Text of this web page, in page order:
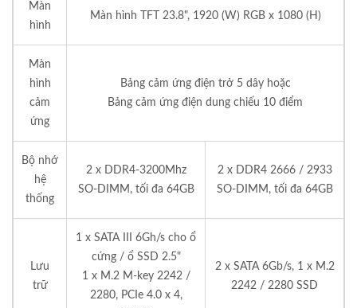
Màn
hình
Màn hình TFT 23.8", 1920 (W) RGB x 1080 (H)
Màn
hình
cảm
ứng
Bảng cảm ứng điện trở 5 dây hoặc
Bảng cảm ứng điện dung chiếu 10 điểm
Bộ nhớ
hệ
thống
2 x DDR4-3200Mhz
SO-DIMM, tối đa 64GB
2 x DDR4 2666 / 2933
SO-DIMM, tối đa 64GB
Lưu
trữ
1 x SATA III 6Gh/s cho ổ
cứng / ổ SSD 2.5"
1 x M.2 M-key 2242 /
2280, PCIe 4.0 x 4,
2 x SATA 6Gb/s, 1 x M.2
2242 / 2280 SSD